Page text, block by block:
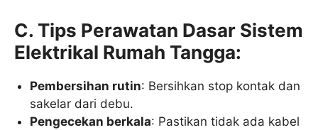
C. Tips Perawatan Dasar Sistem
Elektrikal Rumah Tangga:
Pembersihan rutin: Bersihkan stop kontak dan
sakelar dari debu.
Pengecekan berkala: Pastikan tidak ada kabel